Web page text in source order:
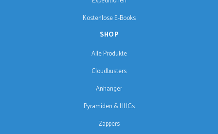
Kostenlose E-Books
SHOP
Alle Produkte
Cloudbusters
Anhänger
Pyramiden & HHGs
Zappers